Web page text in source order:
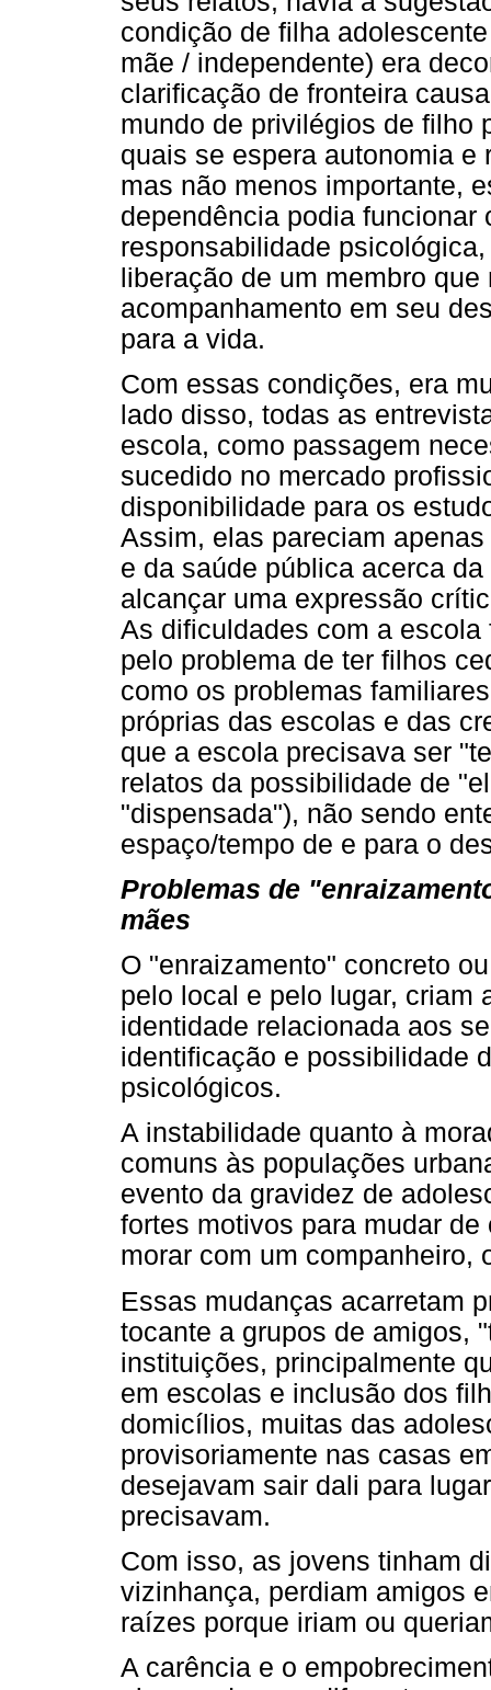
condição de filha
mãe / independente) era
clarificação de fronteira
mundo de privilégios de filho
quais se espera autonomia e
mas não menos importante,
dependência podia funcionar
responsabilidade
liberação de um membro
acompanhamento em seu
para a vida.
Com essas condições, era
lado disso, todas as
escola, como passagem
sucedido no mercado
disponibilidade para os
Assim, elas pareciam
e da saúde pública acerca
alcançar uma expressão
As dificuldades com a
pelo problema de ter filhos
como os problemas
próprias das escolas e das
que a escola precisava ser
relatos da possibilidade de
"dispensada"), não sendo
espaço/tempo de e para o
Problemas de
mães
O "enraizamento" concreto
pelo local e pelo lugar, criam
identidade relacionada aos
identificação e possibilidade
psicológicos.
A instabilidade quanto à
comuns às populações
evento da gravidez de
fortes motivos para mudar
morar com um companheiro,
Essas mudanças acarretam
tocante a grupos de amigos,
instituições, principalmente
em escolas e inclusão dos
domicílios, muitas das
provisoriamente nas casas
desejavam sair dali para
precisavam.
Com isso, as jovens tinham
vizinhança, perdiam amigos
raízes porque iriam ou
A carência e o